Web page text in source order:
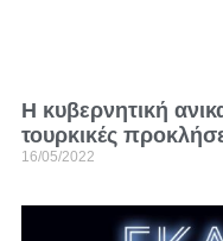
Η κυβερνητική
τουρκικές
16/05/2022